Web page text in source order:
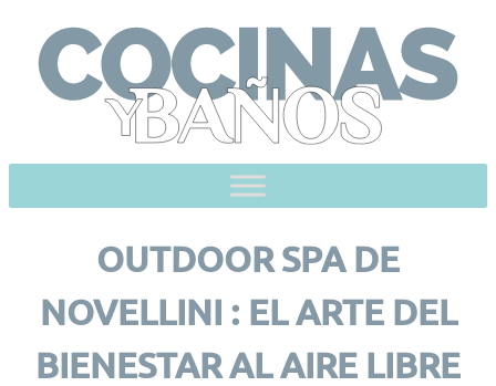
content
OUTDOOR SPA DE
NOVELLINI : EL ARTE DEL
BIENESTAR AL AIRE LIBRE